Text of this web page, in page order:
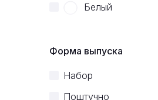
Белый
Форма выпуска
Набор
Поштучно